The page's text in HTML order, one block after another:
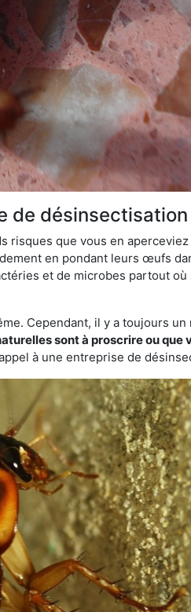
de désinsectisation
risques que vous en
en pondant leurs œufs
et de microbes partout
Cependant, il y a toujours
sont à proscrire ou que
à une entreprise de